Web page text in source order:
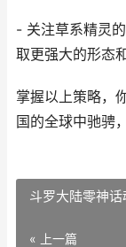
- 关注草系精灵
取更强大的形态
掌握以上策略，
国的全球中驰骋
斗罗大陆零神
« 上一篇